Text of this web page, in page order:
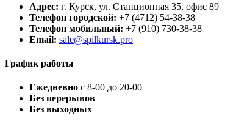
Адрес: г. Курск, ул. Станционная 35, офис 89
Телефон городской: +7 (4712) 54-38-38
Телефон мобильный: +7 (910) 730-38-38
Email: sale@spilkursk.pro
График работы
Ежедневно с 8-00 до 20-00
Без перерывов
Без выходных